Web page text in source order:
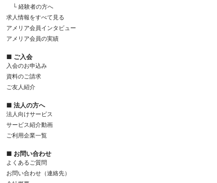
└ 経験者の方へ
求人情報をすべて見る
アメリア会員インタビュー
アメリア会員の実績
■ ご入会
入会のお申込み
資料のご請求
ご友人紹介
■ 法人の方へ
法人向けサービス
サービス紹介動画
ご利用企業一覧
■ お問い合わせ
よくあるご質問
お問い合わせ（連絡先）